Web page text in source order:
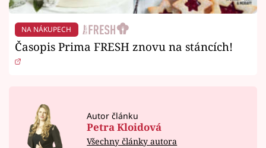
NA NÁKUPECH
Časopis Prima FRESH znovu na stáncích!
Autor článku
Petra Kloidová
Všechny články autora